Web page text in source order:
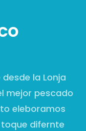
la Lonja
mejor pescado
eleboramos
difernte